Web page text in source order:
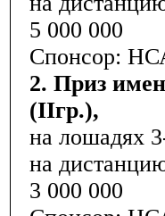
5 000 000
Спонсор:
2. Приз
(IIгр.),
на лошадях
на
3 000 000